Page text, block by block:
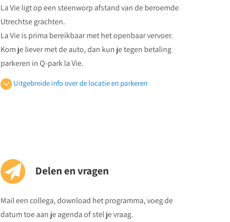
La Vie ligt op een steenworp afstand van de beroemde
Utrechtse grachten.
La Vie is prima bereikbaar met het openbaar vervoer.
Kom je liever met de auto, dan kun je tegen betaling
parkeren in Q-park la Vie.
Regardz La Vie Utrecht bevindt zich tegenover het
Vredenburg (plein) en naast de Bijenkorf op de hoek
St.Jacobsstraat/Lange Viestraat.
Je kunt het meeting center bereiken via
Uitgebreide info over de locatie en parkeren
Delen en vragen
Mail een collega, download het programma, voeg de
datum toe aan je agenda of stel je vraag.